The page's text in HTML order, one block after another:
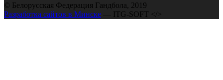
© Белорусская Федерация Гандбола, 2019
Разработка сайтов в Минске — ITG-SOFT </>